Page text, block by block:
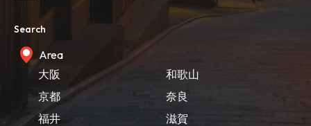
Search
Area
大阪
京都
福井
和歌山
奈良
滋賀